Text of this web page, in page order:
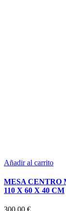
Añadir al carrito
MESA CENTRO
110 X 60 X 40 CM